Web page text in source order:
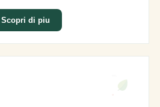
Scopri di piu